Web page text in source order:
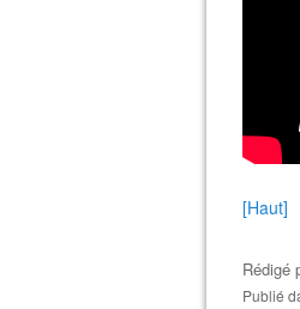
[Haut]
Rédigé
Publié